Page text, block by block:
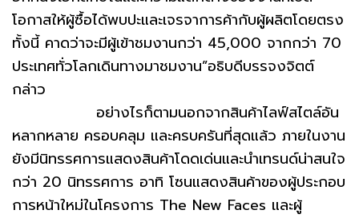
โอกาสให้ผู้ซื้อได้พบปะและเจรจาการค้ากับผู้ผลิตโดยตรง
ทั้งนี้ คาดว่าจะมีผู้เข้าชมงานกว่า 45,000 จากกว่า 70
ประเทศทั่วโลกเดินทางมาชมงาน”อธิบดีบรรจงจิตต์
กล่าว
อย่างไรก็ตามนอกจากสินค้าไลฟ์สไตล์อัน
หลากหลาย ครอบคลุม และครบครันที่สุดแล้ว ภายในงาน
ยังมีนิทรรศการแสดงสินค้าโดดเด่นและนำเทรนด์น่าสนใจ
กว่า 20 นิทรรศการ อาทิ โซนแสดงสินค้าของผู้ประกอบ
การหน้าใหม่ในโครงการ The New Faces และผู้